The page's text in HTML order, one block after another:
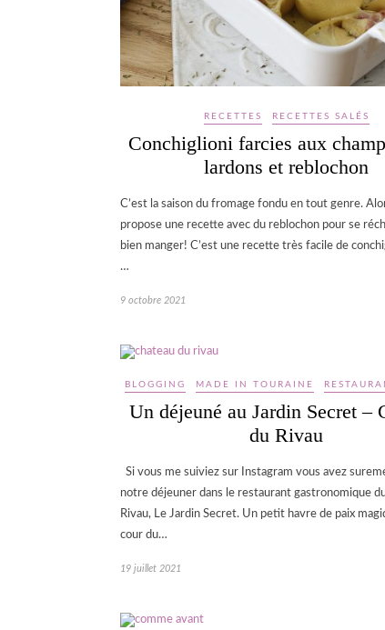
RECETTES RECETTES SALÉS
Conchiglioni farcies aux
lardons et reblochon
C’est la saison du fromage fondu en tout genre.
propose une recette avec du reblochon pour se
bien manger! C’est une recette très facile de
…
9 octobre 2021
BLOGGING MADE IN TOURAINE
Un déjeuné au Jardin Secret –
du Rivau
Si vous me suiviez sur Instagram vous avez
notre déjeuner dans le restaurant gastronomique
Rivau, Le Jardin Secret. Un petit havre de paix
cour du…
19 juillet 2021